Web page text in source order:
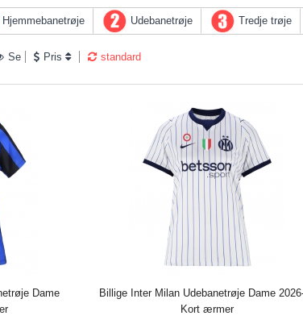
Hjemmebanetrøje Udebanetrøje Tredje trøje
Se Pris standard
Dame
Billige Inter Milan Udebanetrøje Dame
Kort ærmer